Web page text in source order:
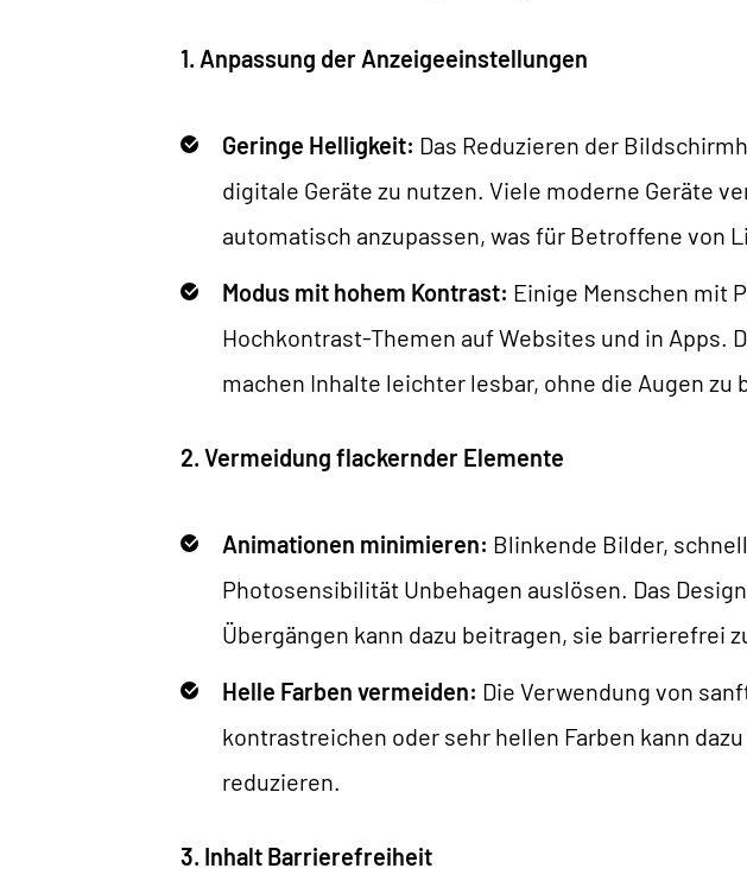
1. Anpassung der Anzeigeeinstellungen
Geringe Helligkeit: Das Reduzieren der
digitale Geräte zu nutzen. Viele moderne Geräte
automatisch anzupassen, was für Betroffene von
Modus mit hohem Kontrast: Einige Menschen mit
Hochkontrast-Themen auf Websites und in Apps.
machen Inhalte leichter lesbar, ohne die Augen zu
2. Vermeidung flackernder Elemente
Animationen minimieren: Blinkende Bilder,
Photosensibilität Unbehagen auslösen. Das
Übergängen kann dazu beitragen, sie barrierefrei
Helle Farben vermeiden: Die Verwendung von
kontrastreichen oder sehr hellen Farben kann
reduzieren.
3. Inhalt Barrierefreiheit